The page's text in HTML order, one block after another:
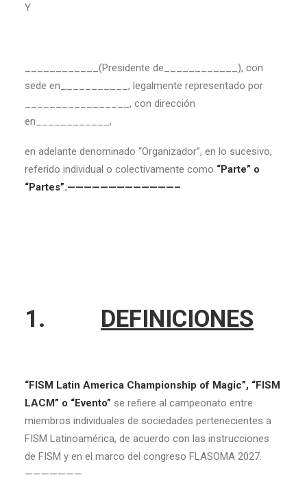
Y
____________(Presidente de____________), con
sede en___________, legalmente representado por
_________________, con dirección
en____________,
en adelante denominado “Organizador”, en lo sucesivo,
referido individual o colectivamente como “Parte” o
“Partes”.—————————————–
1. DEFINICIONES
“FISM Latin America Championship of Magic”, “FISM
LACM” o “Evento” se refiere al campeonato entre
miembros individuales de sociedades pertenecientes a
FISM Latinoamérica, de acuerdo con las instrucciones
de FISM y en el marco del congreso FLASOMA 2027.
———————